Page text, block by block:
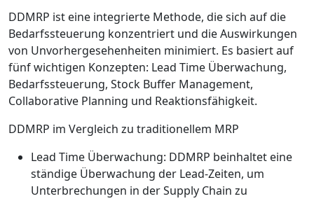
DDMRP ist eine integrierte Methode, die sich auf die
Bedarfssteuerung konzentriert und die Auswirkungen
von Unvorhergesehenheiten minimiert. Es basiert auf
fünf wichtigen Konzepten: Lead Time Überwachung,
Bedarfssteuerung, Stock Buffer Management,
Collaborative Planning und Reaktionsfähigkeit.
DDMRP im Vergleich zu traditionellem MRP
Lead Time Überwachung: DDMRP beinhaltet eine
ständige Überwachung der Lead-Zeiten, um
Unterbrechungen in der Supply Chain zu